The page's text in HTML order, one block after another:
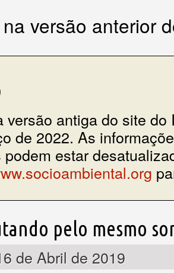
versão anterior
versão antiga do site do
de 2022. As
estar
pelo mesmo
de Abril de 2019